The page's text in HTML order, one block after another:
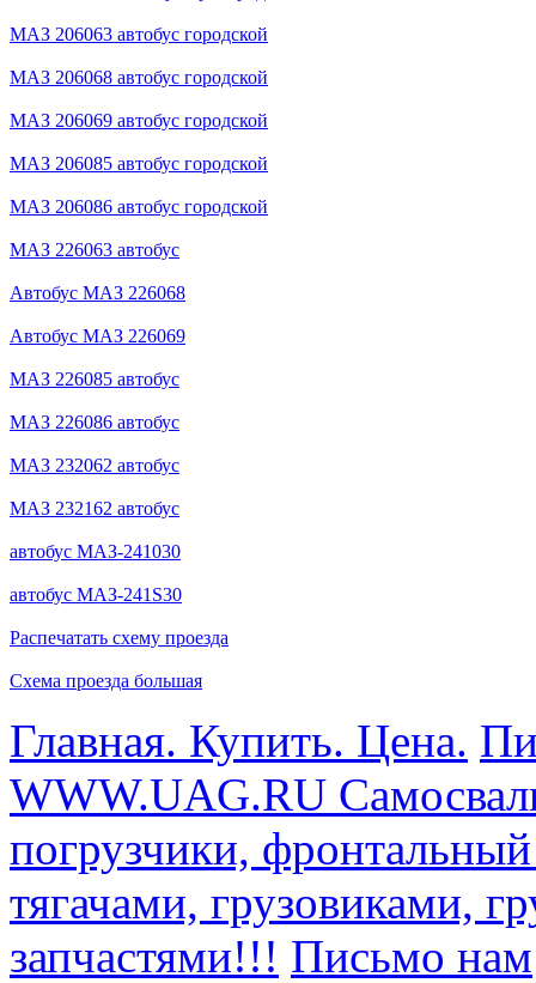
МАЗ 206063 автобус городской
МАЗ 206068 автобус городской
МАЗ 206069 автобус городской
МАЗ 206085 автобус городской
МАЗ 206086 автобус городской
МАЗ 226063 автобус
Автобус МАЗ 226068
Автобус МАЗ 226069
МАЗ 226085 автобус
МАЗ 226086 автобус
МАЗ 232062 автобус
МАЗ 232162 автобус
автобус МАЗ-241030
автобус МАЗ-241S30
Распечатать схему проезда
Схема проезда большая
Главная. Купить. Цена.
WWW.UAG.RU
погрузчики,
тягачами, грузовиками,
запчастями!!! Письмо нам